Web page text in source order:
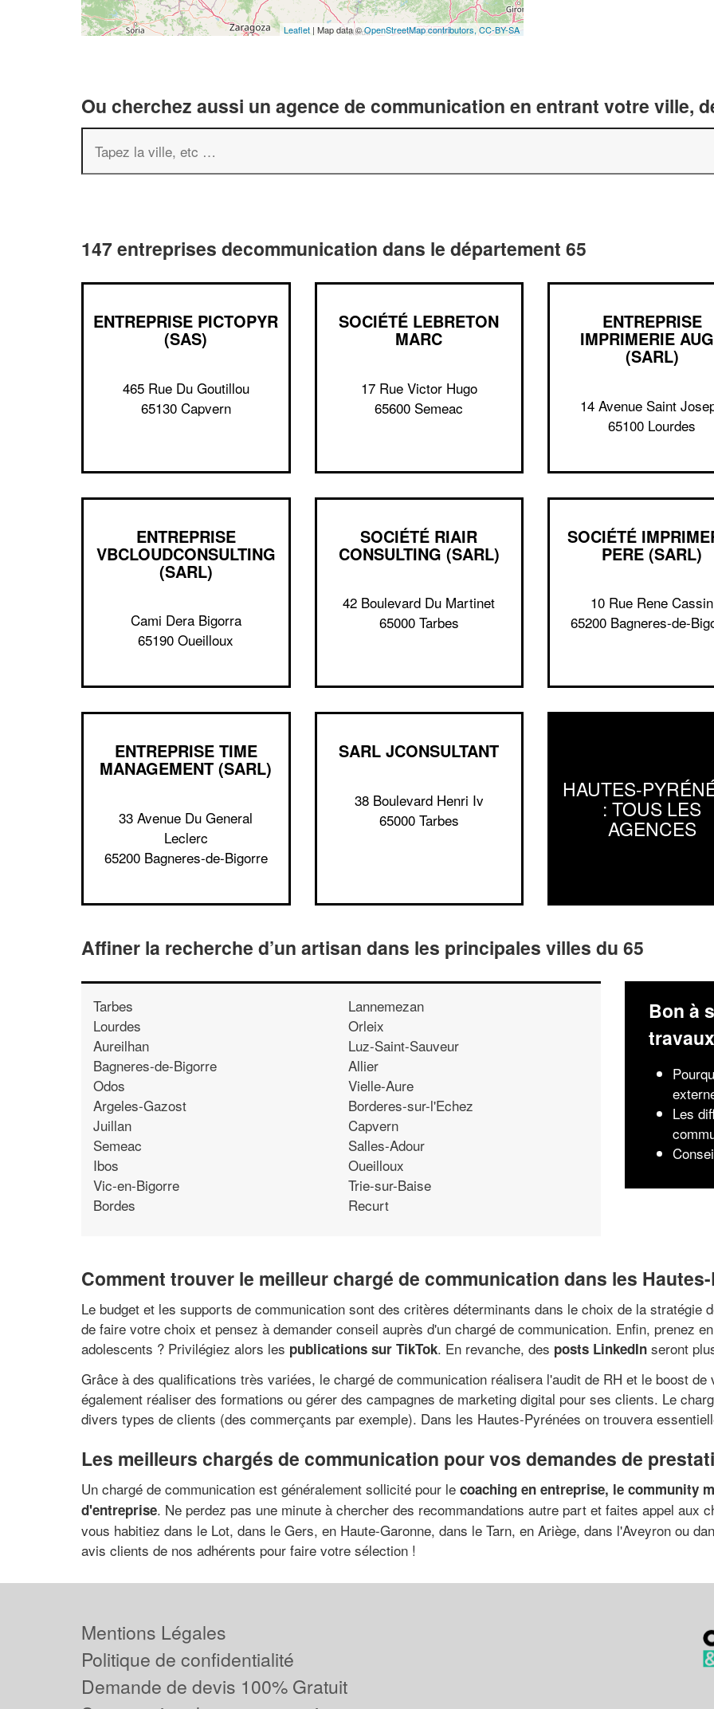
Leaflet | Map data ©OpenStreetMap contributors, CC-BY-SA
Ou cherchez aussi un agence de communication en entrant votre ville,
147 entreprises decommunication dans le département 65
ENTREPRISE PICTOPYR
(SAS)
465 Rue Du Goutillou
65130 Capvern
SOCIÉTÉ LEBRETON
MARC
17 Rue Victor Hugo
65600 Semeac
ENTREPRISE
IMPRIMERIE
(SARL)
14 Avenue Saint
65100 Lourdes
ENTREPRISE
VBCLOUDCONSULTING
(SARL)
Cami Dera Bigorra
65190 Oueilloux
SOCIÉTÉ RIAIR
CONSULTING (SARL)
42 Boulevard Du Martinet
65000 Tarbes
SOCIÉTÉ
PERE (SARL)
10 Rue Rene Cassin
65200 Bagneres-de-
ENTREPRISE TIME
MANAGEMENT (SARL)
33 Avenue Du General
Leclerc
65200 Bagneres-de-Bigorre
SARL JCONSULTANT
38 Boulevard Henri Iv
65000 Tarbes
HAUTES-
: TOUS LES
AGENCES
Affiner la recherche d’un artisan dans les principales villes du 65
Tarbes
Lourdes
Aureilhan
Bagneres-de-Bigorre
Odos
Argeles-Gazost
Juillan
Semeac
Ibos
Vic-en-Bigorre
Bordes
Lannemezan
Orleix
Luz-Saint-Sauveur
Allier
Vielle-Aure
Borderes-sur-l'Echez
Capvern
Salles-Adour
Oueilloux
Trie-sur-Baise
Recurt
Bon à
Les
Comment trouver le meilleur chargé de communication dans les
Le budget et les supports de communication sont des critères déterminants dans le choix de la stratégie
de faire votre choix et pensez à demander conseil auprès d'un chargé de communication. Enfin, prenez
adolescents ? Privilégiez alors les publications sur TikTok. En revanche, des posts LinkedIn seront
Grâce à des qualifications très variées, le chargé de communication réalisera l'audit de RH et le boost
également réaliser des formations ou gérer des campagnes de marketing digital pour ses clients. Le
divers types de clients (des commerçants par exemple). Dans les Hautes-Pyrénées on trouvera
Les meilleurs chargés de communication pour vos demandes de
Un chargé de communication est généralement sollicité pour le coaching en entreprise, le community
d'entreprise. Ne perdez pas une minute à chercher des recommandations autre part et faites appel aux
vous habitiez dans le Lot, dans le Gers, en Haute-Garonne, dans le Tarn, en Ariège, dans l'Aveyron ou
avis clients de nos adhérents pour faire votre sélection !
Mentions Légales
Politique de confidentialité
Demande de devis 100% Gratuit